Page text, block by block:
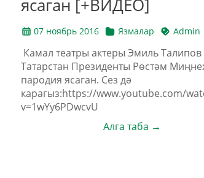
ясаган [+ВИДЕО]
07 ноябрь 2016 Язмалар Admin
Камал театры актеры Эмиль Талипов
Татарстан Президенты Рөстәм
пародия ясаган. Сез дә
карагыз:https://www.youtube.com/
v=1wYy6PDwcvU
Алга таба →